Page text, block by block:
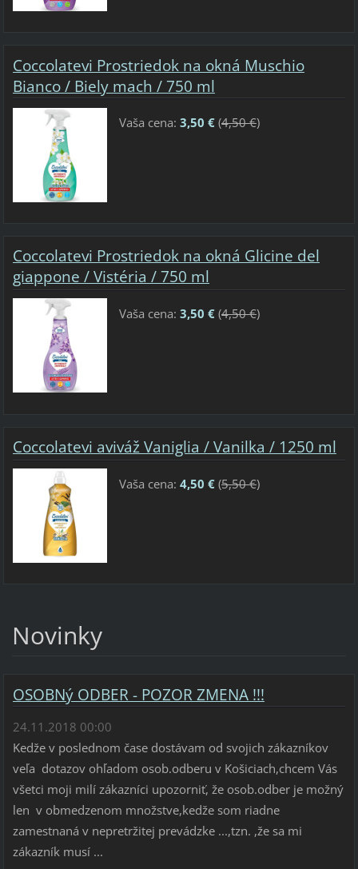
Coccolatevi Prostriedok na okná Muschio
Bianco / Biely mach / 750 ml
Vaša cena: 3,50 €(4,50 €)
Coccolatevi Prostriedok na okná Glicine del
giappone / Vistéria / 750 ml
Vaša cena: 3,50 €(4,50 €)
Coccolatevi aviváž Vaniglia / Vanilka / 1250 ml
Vaša cena: 4,50 €(5,50 €)
Novinky
OSOBNý ODBER - POZOR ZMENA !!!
24.11.2018 00:00
Kedže v poslednom čase dostávam od svojich zákazníkov
veľa dotazov ohľadom osob.odberu v Košiciach,chcem Vás
všetci moji milí zákazníci upozorniť, že osob.odber je možný
len v obmedzenom množstve,kedže som riadne
zamestnaná v nepretržitej prevádzke ...,tzn. ,že sa mi
zákazník musí ...